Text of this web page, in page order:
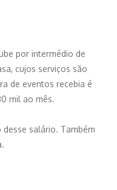
por intermédio de
cujos serviços são
de eventos recebia é
mil ao mês.
salário. Também